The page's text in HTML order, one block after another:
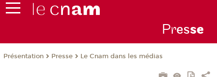
Presse
Présentation Presse Le Cnam dans les médias